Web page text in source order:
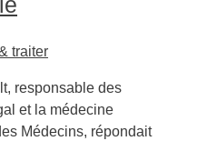
responsable des
et la médecine
Médecins, répondait